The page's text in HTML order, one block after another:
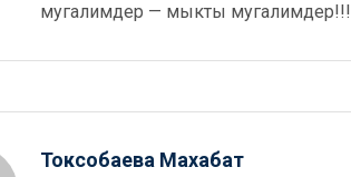
мугалимдер — мыкты мугалимдер!!!
Токсобаева Махабат